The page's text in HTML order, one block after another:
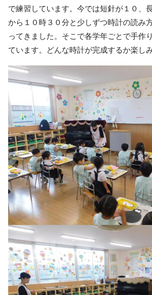
で練習しています。今では短針が１０、
から１０時３０分と少しずつ時計の読み
ってきました。そこで各学年ごとで手作
ています。どんな時計が完成するか楽しみ